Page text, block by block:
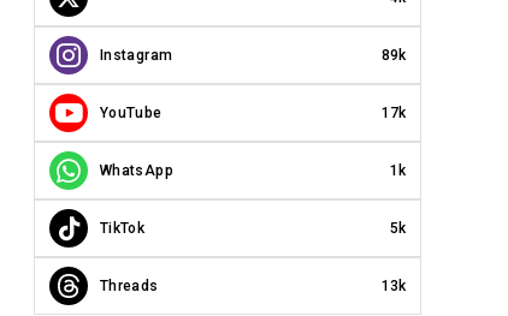
Instagram 89k
YouTube 17k
WhatsApp 1k
TikTok 5k
Threads 13k